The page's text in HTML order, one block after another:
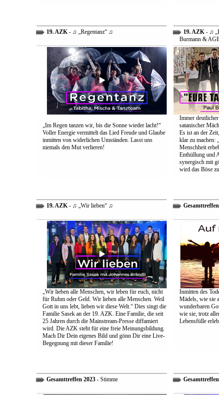
19. AZK- ♫ „Regentanz“ ♫
„Im Regen tanzen wir, bis die Sonne wieder lacht!“
Voller Energie vermittelt das Lied Freude und Glaube
inmitten von widerlichen Umständen. Lasst uns
niemals den Mut verlieren!
19. AZK- ♫
Burmann &
Immer
satanischer
Es ist an der
klar zu machen:
Menschheit
Enthüllung und
synergisch mit
wird das Böse
19. AZK- ♫ „Wir lieben“ ♫
„Wir lieben alle Menschen, wir leben für euch, nicht
für Ruhm oder Geld. Wir lieben alle Menschen. Weil
Gott in uns lebt, lieben wir diese Welt.“ Dies singt die
Familie Sasek an der 19. AZK. Eine Familie, die seit
25 Jahren durch die Mainstream-Presse diffamiert
wird. Die AZK steht für eine freie Meinungsbildung.
Mach Dir Dein eigenes Bild und gönn Dir eine Live-
Begegnung mit dieser Familie!
Inmitten des
Mädels, wie sie
wunderbaren
wie sie, trotz
Lebensfülle
Gesamttreffen 2023- Stimme